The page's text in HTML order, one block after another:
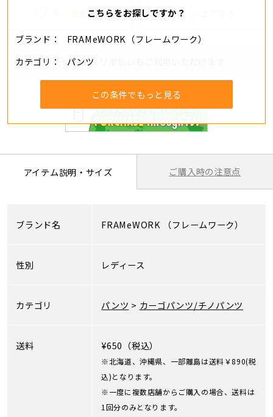
こちらをお探しですか？
ブランド
FRAMeWORK（フレームワーク）
カテゴリ
パンツ
この条件でもっと見る
追加する
分割・リボ払いもご利用いただけます
アイテム説明・サイズ ご購入時の注意点
ブランド名 FRAMeWORK （フレームワーク）
性別 レディース
カテゴリ パンツ > カーゴパンツ/チノパンツ
送料 ¥650（税込）
※北海道、沖縄県、一部離島は送料￥890(税
込)となります。
※一度に複数店舗からご購入の場合、送料は
1回分のみとなります。